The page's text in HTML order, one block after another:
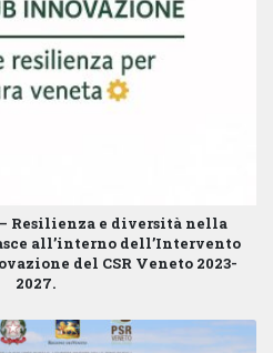
– Resilienza e diversità nella
all’interno dell’Intervento
del CSR Veneto 2023-
2027.